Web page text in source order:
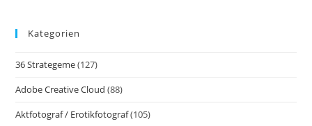
Kategorien
36 Strategeme(127)
Adobe Creative Cloud (88)
Aktfotograf / Erotikfotograf(105)